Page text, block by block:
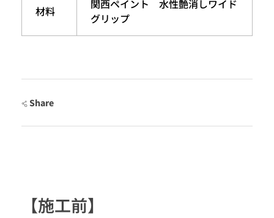
材料
関西ペイント 水性艶消しワイド
グリップ
Share
【施工前】